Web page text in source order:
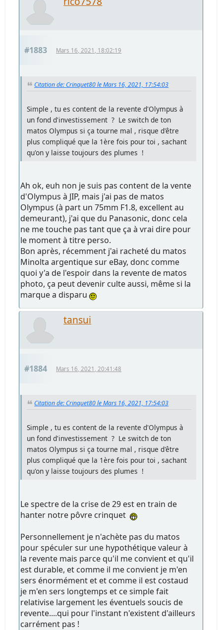
#1883 Mars 16, 2021, 18:02:19
Citation de: Crinquet80 le Mars 16, 2021, 17:54:03
Simple , tu es content de la revente d'Olympus à
un fond d'investissement ? Le switch de ton
matos Olympus si ça tourne mal , risque d'être
plus compliqué que la 1ère fois pour toi , sachant
qu'on y laisse toujours des plumes !
Ah ok, euh non je suis pas content de la vente
d'Olympus à JIP, mais j'ai pas de matos
Olympus (à part un 75mm F1.8, excellent au
demeurant), j'ai que du Panasonic, donc cela
ne me touche pas tant que ça à vrai dire pour
le moment à titre perso.
Bon après, récemment j'ai racheté du matos
Minolta argentique sur eBay, donc comme
quoi y'a de l'espoir dans la revente de matos
photo, ça peut devenir culte aussi, même si la
marque a disparu
tansui
#1884 Mars 16, 2021, 20:41:48
Citation de: Crinquet80 le Mars 16, 2021, 17:54:03
Simple , tu es content de la revente d'Olympus à
un fond d'investissement ? Le switch de ton
matos Olympus si ça tourne mal , risque d'être
plus compliqué que la 1ère fois pour toi , sachant
qu'on y laisse toujours des plumes !
Le spectre de la crise de 29 est en train de
hanter notre pôvre crinquet
Personnellement je n'achète pas du matos
pour spéculer sur une hypothétique valeur à
la revente mais parce qu'il me convient et qu'il
est durable, et comme il me convient je m'en
sers énormément et et comme il est costaud
je m'en sers longtemps et ce simple fait
relativise largement les éventuels soucis de
revente....qui pour l'instant n'existent d'ailleurs
carrément pas !